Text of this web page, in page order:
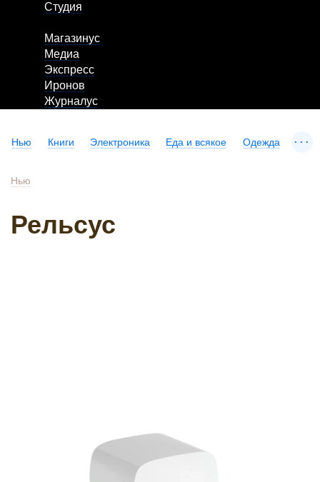
Студия
Магазинус
Медиа
Экспресс
Иронов
Журналус
Нью Книги Электроника Еда и всякое Одежда ...
Нью
Рельсус